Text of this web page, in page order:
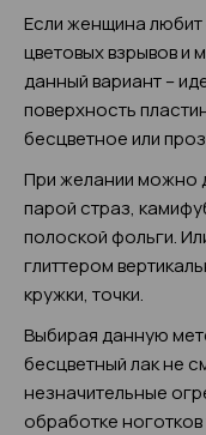
Если женщина
цветовых взрывов и
данный вариант –
поверхность
бесцветное или
При желании можно
парой страз,
полоской фольги.
глиттером
кружки, точки.
Выбирая данную
бесцветный лак не
незначительные
обработке